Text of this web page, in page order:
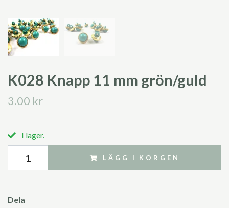
K028 Knapp 11 mm grön/guld
3.00 kr
I lager.
LÄGG I KORGEN
Dela